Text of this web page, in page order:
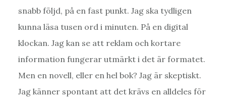
snabb följd, på en fast punkt. Jag ska tydligen
kunna läsa tusen ord i minuten. På en digital
klockan. Jag kan se att reklam och kortare
information fungerar utmärkt i det är formatet.
Men en novell, eller en hel bok? Jag är skeptiskt.
Jag känner spontant att det krävs en alldeles för